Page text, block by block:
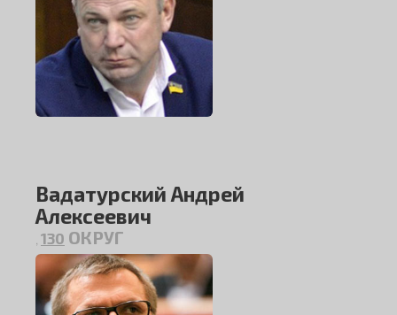
Вадатурский Андрей
Алексеевич
130 ОКРУГ